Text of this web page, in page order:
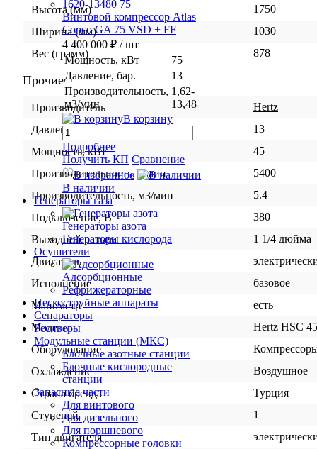
Винтовой компрессор Atlas
Copco GA 75 VSD + FF
4 400 000 ₽ / шт
Мощность, кВт
75
Давление, бар.
13
Производительность,
м3/мин
1,62-
13,48
В корзину
Подробнее
Получить КП Сравнение
В избранное
В наличии
Генераторы газа
Генераторы азота
Генераторы кислорода
Осушители
Адсорбционные
Рефрижераторные
Пескоструйные аппараты
Сепараторы
Ресиверы
Модульные станции (МКС)
Блочные азотные станции
Блочные кислородные
станции
Запасные части
Для винтового
Для дизельного
Для поршневого
Компрессорные головки
Высота (мм)
1750
Ширина (мм)
1030
Вес (грамм)
878
Прочие
Производитель
Hertz
Давление, бар.
13
Мощность, кВт
45
Производительность, л/мин
5400
Производительность, м3/мин
5.4
Подключение, В
380
Выходной разъем
1 1/4 дюйма
Двигатель
Исполнение
базовое
Манометр
есть
Модель
Hertz HSC
Оборудование
Охлаждение
Воздушное
Страна бренда
Турция
Ступеней
1
Тип двигателя